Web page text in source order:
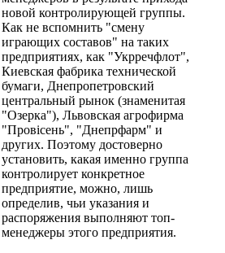
новой контролирующей группы.
Как не вспомнить "смену
играющих составов" на таких
предприятиях, как "Укрречфлот",
Киевская фабрика технической
бумаги, Днепропетровский
центральный рынок (знаменитая
"Озерка"), Львовская агрофирма
"Провісень", "Днепрфарм" и
других. Поэтому достоверно
установить, какая именно группа
контролирует конкретное
предприятие, можно, лишь
определив, чьи указания и
распоряжения выполняют топ-
менеджеры этого предприятия.